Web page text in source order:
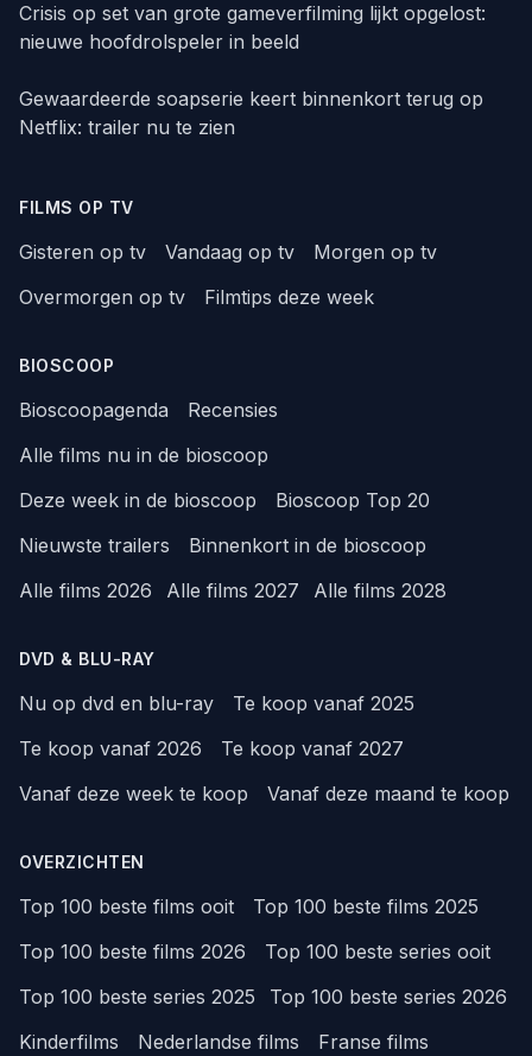
Crisis op set van grote gameverfilming lijkt opgelost:
nieuwe hoofdrolspeler in beeld
Gewaardeerde soapserie keert binnenkort terug op
Netflix: trailer nu te zien
FILMS OP TV
Gisteren op tv Vandaag op tv
Morgen op tv
Overmorgen op tv
Filmtips deze week
BIOSCOOP
Bioscoopagenda
Recensies
Alle films nu in de bioscoop
Deze week in de bioscoop
Bioscoop Top 20
Nieuwste trailers
Binnenkort in de bioscoop
Alle films 2026
Alle films 2027 Alle films 2028
DVD & BLU-RAY
Nu op dvd en blu-ray
Te koop vanaf 2025
Te koop vanaf 2026
Te koop vanaf 2027
Vanaf deze week te koop
Vanaf deze maand te koop
OVERZICHTEN
Top 100 beste films ooit
Top 100 beste films 2025
Top 100 beste films 2026
Top 100 beste series ooit
Top 100 beste series 2025
Top 100 beste series 2026
Kinderfilms
Nederlandse films
Franse films